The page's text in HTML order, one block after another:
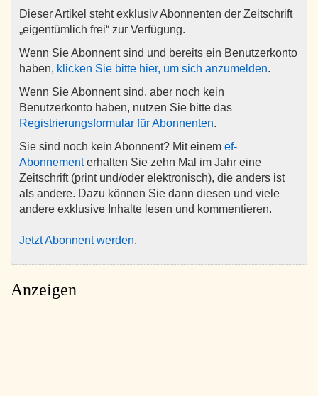
Dieser Artikel steht exklusiv Abonnenten der Zeitschrift
„eigentümlich frei“ zur Verfügung.
Wenn Sie Abonnent sind und bereits ein Benutzerkonto
haben, klicken Sie bitte hier, um sich anzumelden.
Wenn Sie Abonnent sind, aber noch kein
Benutzerkonto haben, nutzen Sie bitte das
Registrierungsformular für Abonnenten.
Sie sind noch kein Abonnent? Mit einem ef-
Abonnementerhalten Sie zehn Mal im Jahr eine
Zeitschrift (print und/oder elektronisch), die anders ist
als andere. Dazu können Sie dann diesen und viele
andere exklusive Inhalte lesen und kommentieren.
Jetzt Abonnent werden.
Anzeigen